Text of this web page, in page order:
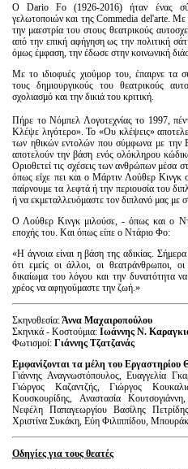
Ο Dario Fo (1926-2016) ήταν ένας
γελωτοποιών και της Commedia del'arte. Με
την μαεστρία του στους θεατρικούς
από την επική αφήγηση ως την πολιτική
όμως έμφαση, την έδωσε στην κοινωνική
Με το ιδιοφυές χιούμορ του, έπαιρνε τα
τους δημιουργικούς του θεατρικούς
σχολιασμό και την δικιά του κριτική.
Πήρε το Νόμπελ Λογοτεχνίας το 1997,
Κλέψε λιγότερο». Το «Ου κλέψεις»
των ηθικών εντολών που σύμφωνα με την
αποτελούν την βάση ενός ολόκληρου
Οριοθετεί τις σχέσεις των ανθρώπων μέσα
όπως είχε πει και ο Μάρτιν Λούθερ Κινγκ
παίρνουμε τα λεφτά ή την περιουσία του
ή να εκμεταλλευόμαστε τον διπλανό μας με
Ο Λούθερ Κινγκ μιλούσε, - όπως και ο
εποχής του. Και όπως είπε ο Ντάριο Φο:
«Η άγνοια είναι η βάση της αδικίας.
ότι εμείς οι άλλοι, οι θεατράνθρωποι,
δικαίωμα του λόγου και την δυνατότητα
χρέος να αφηγούμαστε την ζωή.»
Σκηνοθεσία:Άννα Μαχαιροπούλου
Σκηνικά - Κοστούμια: Ιωάννης Ν.
Φωτισμοί: Γιάννης Τζατζανάς
Εμφανίζονται τα μέλη του Εργαστηρίου
Γιάννης Αναγνωστόπουλος, Ευαγγελία
Γιώργος Καζαντζής, Γιώργος
Κουσκουρίδης, Αναστασία
Νεφέλη Παπαγεωργίου Βασίλης
Χριστίνα Συκάκη, Εύη Φιλιππίδου,
Οδηγίες για τους θεατές